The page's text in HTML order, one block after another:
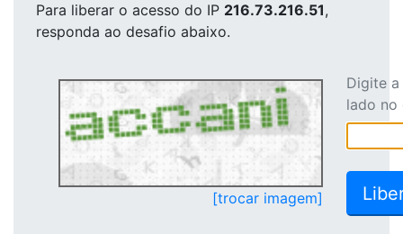
Para liberar o acesso do IP 216.73.216.51,
responda ao desafio abaixo.
[trocar imagem]
Digite
lado no